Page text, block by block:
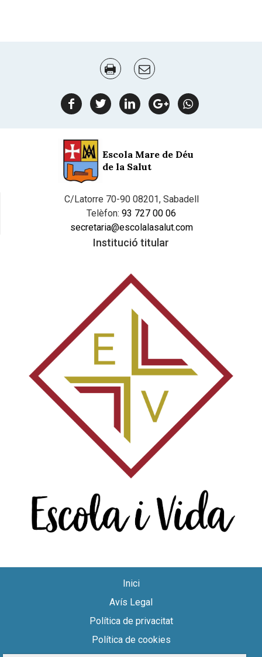
facebook
twitterlinkedingoogle
plus
Whatsapp
Escola Mare de Déu
de la Salut
C/Latorre 70-90 08201, Sabadell
Telèfon: 93 727 00 06
secretaria@escolalasalut.com
Institució titular
Inici
Avís Legal
Política de privacitat
Política de cookies